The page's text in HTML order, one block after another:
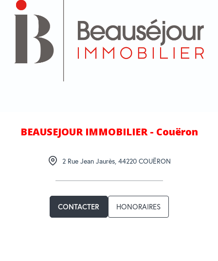
BEAUSEJOUR IMMOBILIER - Couëron
2 Rue Jean Jaurès, 44220 COUËRON
CONTACTER HONORAIRES